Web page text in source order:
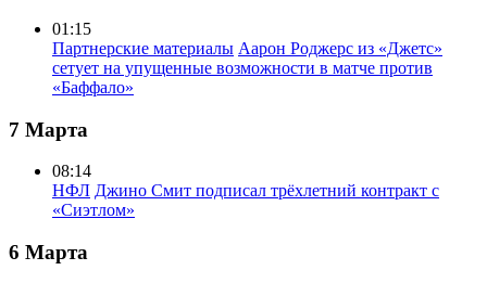
01:15
Партнерские материалы Аарон Роджерс из «Джетс»
сетует на упущенные возможности в матче против
«Баффало»
7 Марта
08:14
НФЛ Джино Смит подписал трёхлетний контракт с
«Сиэтлом»
6 Марта